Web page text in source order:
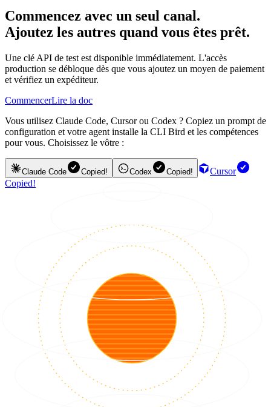
Commencez avec un seul canal.
Ajoutez les autres quand vous êtes prêt.
Une clé API de test est disponible immédiatement. L'accès
production se débloque dès que vous ajoutez un moyen de paiement
et vérifiez un expéditeur.
CommencerLire la doc
Vous utilisez Claude Code, Cursor ou Codex ? Copiez un prompt de
configuration et votre agent installe la CLI Bird et les compétences
pour vous. Choisissez le vôtre :
Claude Code Copied! Codex Copied!
Cursor
Copied!